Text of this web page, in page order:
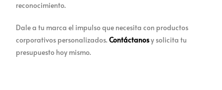
reconocimiento.
Dale a tu marca el impulso que necesita con productos
corporativos personalizados.Contáctanosy solicita tu
presupuesto hoy mismo.